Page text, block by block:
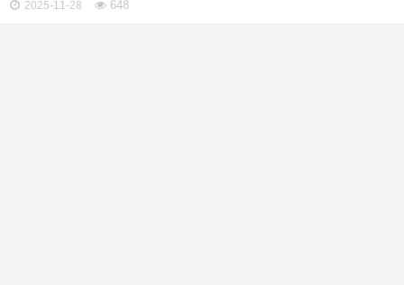
2025-11-28 648